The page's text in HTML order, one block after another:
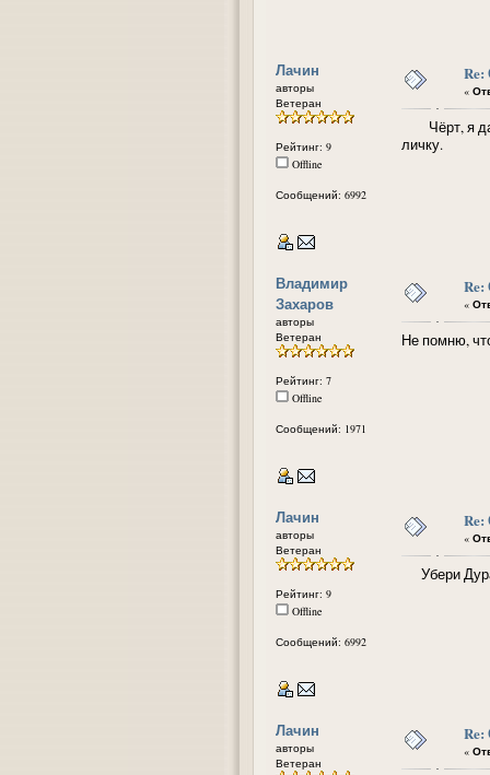
Лачин
авторы
Ветеран
Рейтинг: 9
Offline
Сообщений: 6992
«
Чёрт, я
личку.
Владимир
Захаров
авторы
Ветеран
Рейтинг: 7
Offline
Сообщений: 1971
«
Не помню,
Лачин
авторы
Ветеран
Рейтинг: 9
Offline
Сообщений: 6992
«
Убери
Лачин
авторы
Ветеран
«